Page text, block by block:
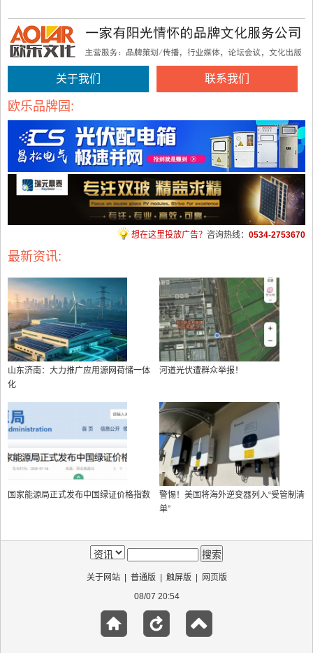
关于我们 联系我们
欧乐品牌园:
想在这里投放广告？ 咨询热线： 0534-2753670
最新资讯:
山东济南：大力推广应用源网荷储一体
化
河道光伏遭群众举报！
国家能源局正式发布中国绿证价格指数
警惕！美国将海外逆变器列入“受管制清
单”
关于网站| 普通版 触屏版
网页版
08/07 20:54